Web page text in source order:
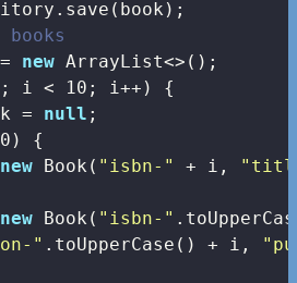
new ArrayList<>();
; i < 10 ; i++) {
=
null ;
0 ) {
new Book( "isbn-" + i,
new Book( "isbn-"
" .toUpperCase() + i,